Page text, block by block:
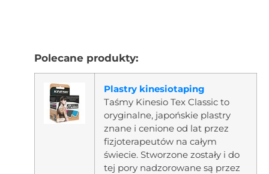
Polecane produkty:
Plastry kinesiotaping
Taśmy Kinesio Tex Classic to
oryginalne, japońskie plastry
znane i cenione od lat przez
fizjoterapeutów na całym
świecie. Stworzone zostały i do
tej pory nadzorowane są przez